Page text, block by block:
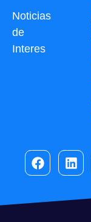
Noticias
de
Interes